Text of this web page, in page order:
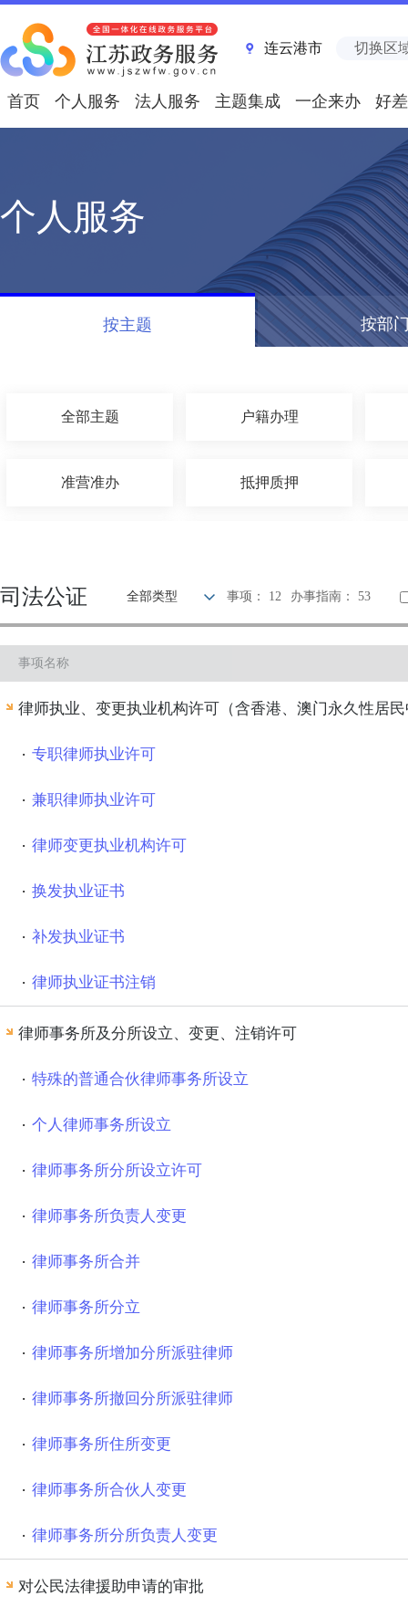
连云港市 切换区
首页 个人服务 法人服务 主题集成 一企来办 好
个人服务
按主题 按部
全部主题 户籍办理
准营准办 抵押质押
公用事业 医疗卫生
司法公证 全部类型 事项： 12 办事指南： 53
事项名称
律师执业、变更执业机构许可（含香港、澳门永久性居
专职律师执业许可
兼职律师执业许可
律师变更执业机构许可
换发执业证书
补发执业证书
律师执业证书注销
律师事务所及分所设立、变更、注销许可
特殊的普通合伙律师事务所设立
个人律师事务所设立
律师事务所分所设立许可
律师事务所负责人变更
律师事务所合并
律师事务所分立
律师事务所增加分所派驻律师
律师事务所撤回分所派驻律师
律师事务所住所变更
律师事务所合伙人变更
律师事务所分所负责人变更
对公民法律援助申请的审批